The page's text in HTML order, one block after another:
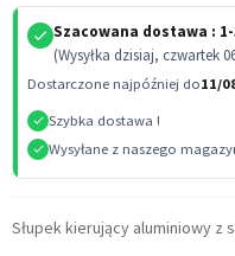
Szacowana dostawa :
(Wysyłka dzisiaj, czwartek
Dostarczone najpóźniej do11/
Szybka dostawa !
Wysyłane z naszego
Słupek kierujący aluminiowy z